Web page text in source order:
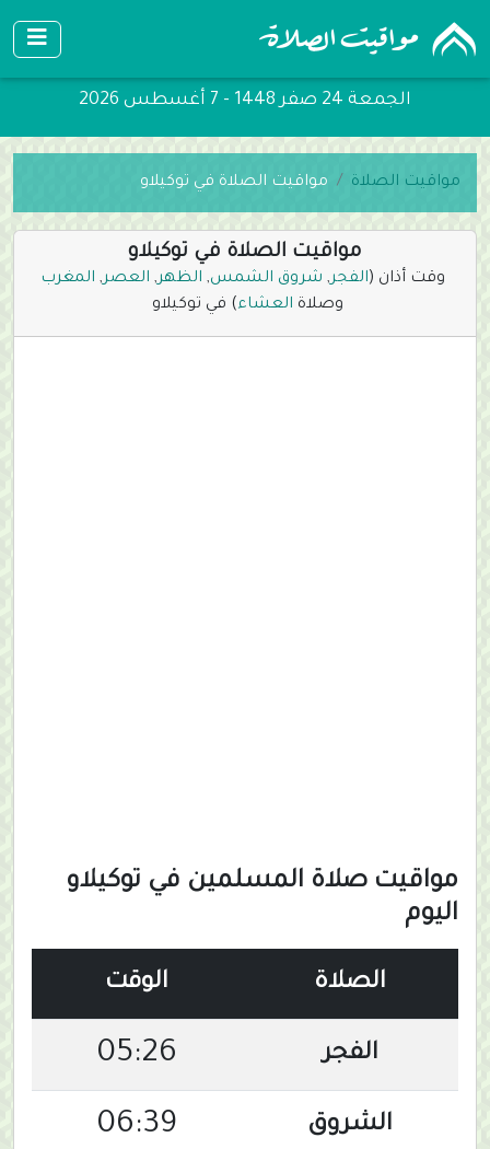
الجمعة 24 صفر 1448 - 7 أغسطس 2026
مواقيت الصلاة مواقيت الصلاة في توكيلاو
مواقيت الصلاة في توكيلاو
وقت أذان (الفجر, شروق الشمس, الظهر, العصر, المغرب
وصلاة العشاء) في توكيلاو
مواقيت صلاة المسلمين في توكيلاو
اليوم
الصلاة الوقت
الفجر 05:26
الشروق 06:39